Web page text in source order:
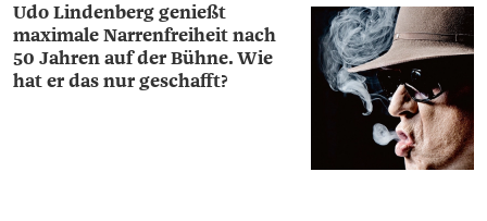
Udo Lindenberg genießt
maximale Narrenfreiheit nach
50 Jahren auf der Bühne. Wie
hat er das nur geschafft?